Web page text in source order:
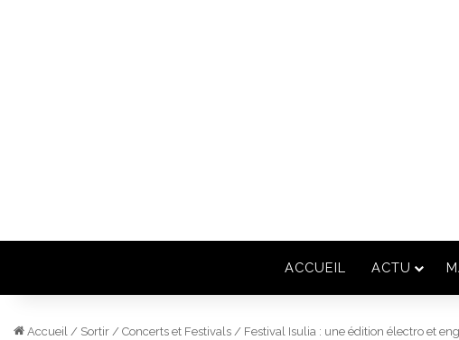
ACCUEIL ACTU
Accueil / Sortir / Concerts et Festivals / Festival Isulia : une édition électro et